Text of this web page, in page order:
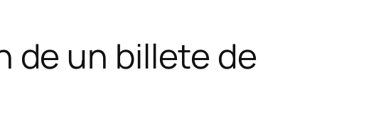
de un billete de